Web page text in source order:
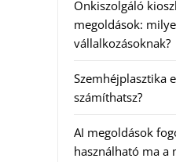
Önkiszolgáló
megoldások:
vállalkozásoknak?
Szemhéjplasztika
számíthatsz?
AI megoldások
használható ma a